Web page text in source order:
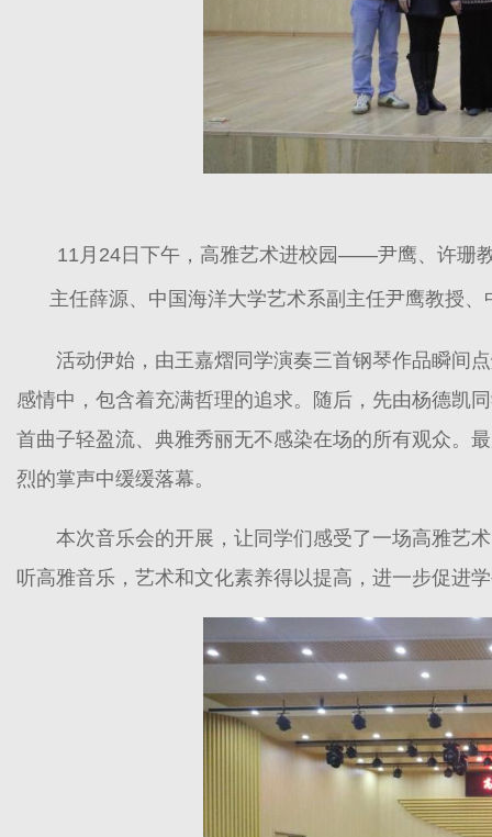
11月24日下午，高雅艺术进校园——尹鹰、许珊
主任薛源、中国海洋大学艺术系副主任尹鹰教授
活动伊始，由王嘉熠同学演奏三首钢琴作品瞬间
感情中，包含着充满哲理的追求。随后，先由杨德凯
首曲子轻盈流、典雅秀丽无不感染在场的所有观众。
烈的掌声中缓缓落幕。
本次音乐会的开展，让同学们感受了一场高雅艺
听高雅音乐，艺术和文化素养得以提高，进一步促进